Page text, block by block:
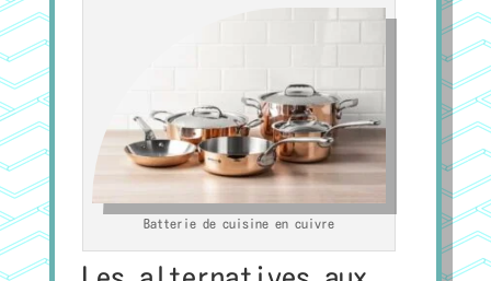
Batterie de cuisine en cuivre